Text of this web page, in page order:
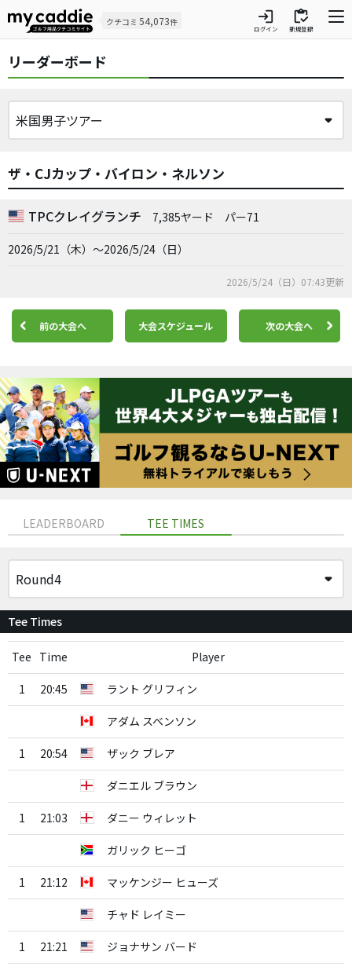
クチコミ 54,073件 login
ログイン
inventory
新規登録
リーダーボード
ザ・CJカップ・バイロン・ネルソン
TPCクレイグランチ 7,385ヤード パー71
2026/5/21（木）～2026/5/24（日）
2026/5/24（日）07:43更新
前の大会へ 大会スケジュール 次の大会へ
LEADERBOARD TEE TIMES
Tee Times
Tee Time Player
1 20:45 ラント グリフィン
アダム スベンソン
1 20:54 ザック ブレア
ダニエル ブラウン
1 21:03 ダニー ウィレット
ガリック ヒーゴ
1 21:12 マッケンジー ヒューズ
チャド レイミー
1 21:21 ジョナサン バード